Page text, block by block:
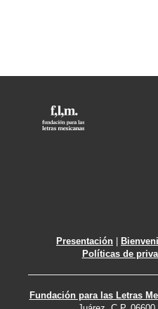
Presentación
Políticas de
Fundación para las Letras